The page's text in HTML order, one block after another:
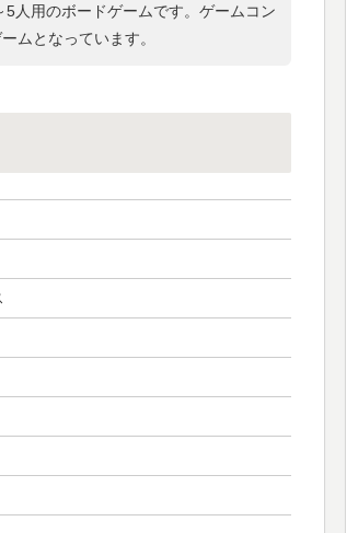
人用のボードゲームです。ゲームコン
ムとなっています。